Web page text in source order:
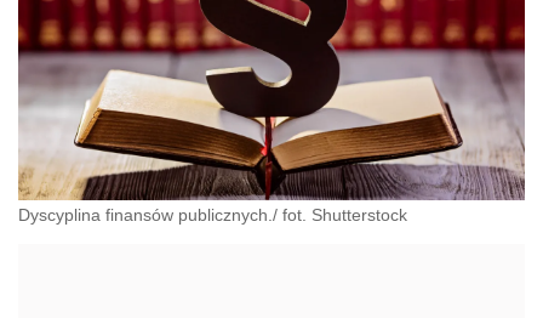
Dyscyplina finansów publicznych./ fot. Shutterstock